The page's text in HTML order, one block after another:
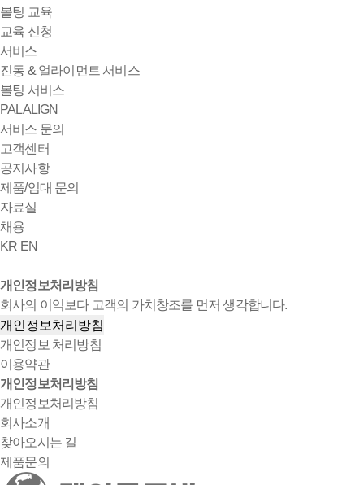
볼팅 교육
교육 신청
서비스
진동 & 얼라이먼트 서비스
볼팅 서비스
PALALIGN
서비스 문의
고객센터
공지사항
제품/임대 문의
자료실
채용
KR EN
개인정보처리방침
회사의 이익보다 고객의 가치창조를 먼저 생각합니다.
개인정보처리방침
개인정보 처리방침
이용약관
개인정보처리방침
개인정보처리방침
회사소개
찾아오시는 길
제품문의